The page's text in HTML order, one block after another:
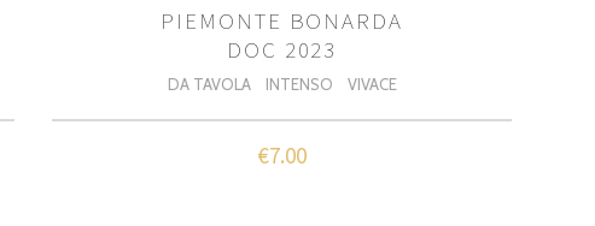
PIEMONTE BONARDA
DOC 2023
DA TAVOLA INTENSO VIVACE
€7.00